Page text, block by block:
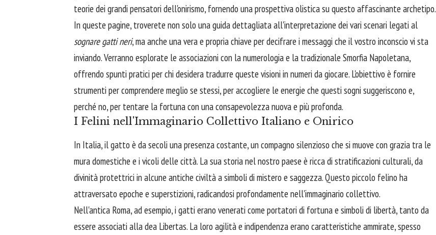
teorie dei grandi pensatori dell'onirismo, fornendo una prospettiva olistica su questo affascinante archetipo.
In queste pagine, troverete non solo una guida dettagliata all'interpretazione dei vari scenari legati al
sognare gatti neri, ma anche una vera e propria chiave per decifrare i messaggi che il vostro inconscio vi sta
inviando. Verranno esplorate le associazioni con la numerologia e la tradizionale Smorfia Napoletana,
offrendo spunti pratici per chi desidera tradurre queste visioni in numeri da giocare. L'obiettivo è fornire
strumenti per comprendere meglio se stessi, per accogliere le energie che questi sogni suggeriscono e,
perché no, per tentare la fortuna con una consapevolezza nuova e più profonda.
I Felini nell'Immaginario Collettivo Italiano e Onirico
In Italia, il gatto è da secoli una presenza costante, un compagno silenzioso che si muove con grazia tra le
mura domestiche e i vicoli delle città. La sua storia nel nostro paese è ricca di stratificazioni culturali, da
divinità protettrici in alcune antiche civiltà a simboli di mistero e saggezza. Questo piccolo felino ha
attraversato epoche e superstizioni, radicandosi profondamente nell'immaginario collettivo.
Nell'antica Roma, ad esempio, i gatti erano venerati come portatori di fortuna e simboli di libertà, tanto da
essere associati alla dea Libertas. La loro agilità e indipendenza erano caratteristiche ammirate, spesso